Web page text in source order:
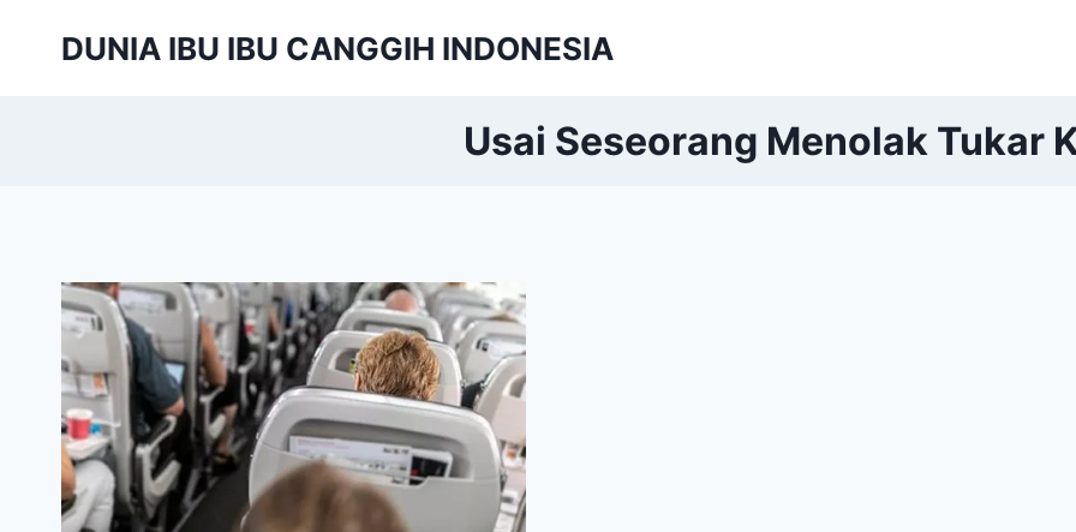
DUNIA IBU IBU CANGGIH INDONESIA
Usai Seseorang Menolak Tukar